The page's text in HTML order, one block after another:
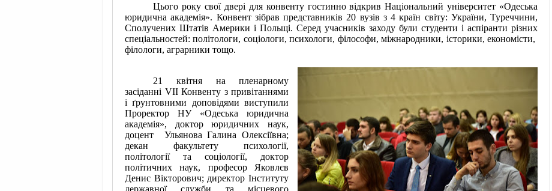
Цього року свої двері для конвенту гостинно відкрив Національний університет «Одеська
юридична академія». Конвент зібрав представників 20 вузів з 4 країн світу: України, Туреччини,
Сполучених Штатів Америки і Польщі. Серед учасників заходу були студенти і аспіранти різних
спеціальностей: політологи, соціологи, психологи, філософи, міжнародники, історики, економісти,
філологи, аграрники тощо.
21 квітня на пленарному
засіданні VІІ Конвенту з привітаннями
і ґрунтовними доповідями виступили
Проректор НУ «Одеська юридична
академія», доктор юридичних наук,
доцент
Ульянова Галина Олексіївна;
декан факультету психології,
політології та соціології, доктор
політичних наук, професор Яковлєв
Денис Вікторович; директор Інституту